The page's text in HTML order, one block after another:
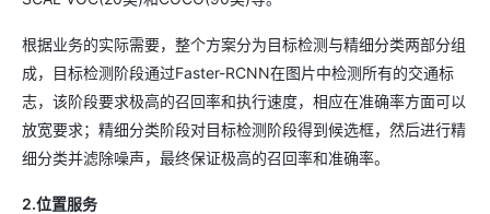
根据业务的实际需要，整个方案分为目标检测与精细分类两部分组
成，目标检测阶段通过Faster-RCNN在图片中检测所有的交通标
志，该阶段要求极高的召回率和执行速度，相应在准确率方面可以
放宽要求；精细分类阶段对目标检测阶段得到候选框，然后进行精
细分类并滤除噪声，最终保证极高的召回率和准确率。
2.位置服务